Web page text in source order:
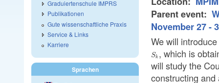
Parent event:
November 27 -
We will
S_k
Sk , which is
will study the
constructing
Graduiertenschule IMPRS
Publikationen
Gute wissenschaftliche Praxis
Service & Links
Karriere
Sprachen